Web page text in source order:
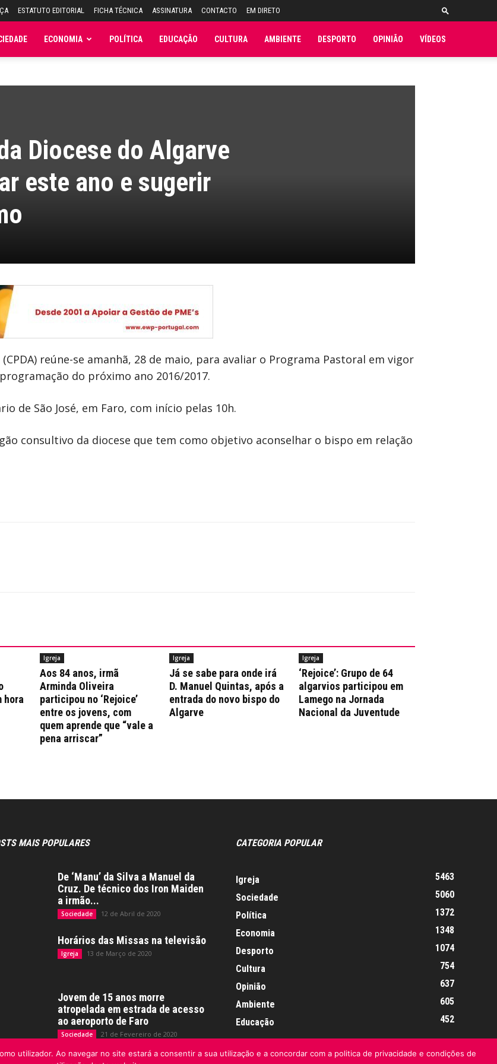
ESTATUTO EDITORIAL FICHA TÉCNICA ASSINATURA CONTACTO EM DIRETO
ECONOMIA POLÍTICA EDUCAÇÃO CULTURA AMBIENTE DESPORTO OPINIÃO VÍDEOS
Diocese do Algarve
este ano e sugerir
reúne-se amanhã, 28 de maio, para avaliar o Programa Pastoral em vigor
do próximo ano 2016/2017.
de São José, em Faro, com início pelas 10h.
consultivo da diocese que tem como objetivo aconselhar o bispo em relação
hora
Igreja
Aos 84 anos, irmã
Arminda Oliveira
participou no ‘Rejoice’
entre os jovens, com
quem aprende que “vale a
pena arriscar”
Igreja
Já se sabe para onde irá
D. Manuel Quintas, após a
entrada do novo bispo do
Algarve
Igreja
‘Rejoice’: Grupo de 64
algarvios participou em
Lamego na Jornada
Nacional da Juventude
MAIS POPULARES
De ‘Manu’ da Silva a Manuel da
Cruz. De técnico dos Iron Maiden
a irmão...
Sociedade 12 de Abril de 2020
Horários das Missas na televisão
Igreja 13 de Março de 2020
Jovem de 15 anos morre
atropelada em estrada de acesso
ao aeroporto de Faro
Sociedade 21 de Fevereiro de 2020
CATEGORIA POPULAR
Igreja
5463
Sociedade
5060
Política
1372
Economia
1348
Desporto
1074
Cultura
754
Opinião
637
Ambiente
605
Educação
452
utilizador. Ao navegar no site estará a consentir a sua utilização e a concordar com a politica de privacidade e condições de